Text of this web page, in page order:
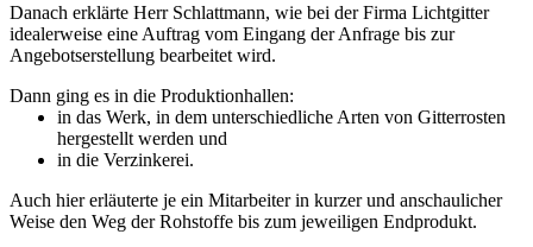
Danach erklärte Herr Schlattmann, wie bei der Firma Lichtgitter
idealerweise eine Auftrag vom Eingang der Anfrage bis zur
Angebotserstellung bearbeitet wird.
Dann ging es in die Produktionhallen:
in das Werk, in dem unterschiedliche Arten von Gitterrosten
hergestellt werden und
in die Verzinkerei.
Auch hier erläuterte je ein Mitarbeiter in kurzer und anschaulicher
Weise den Weg der Rohstoffe bis zum jeweiligen Endprodukt.